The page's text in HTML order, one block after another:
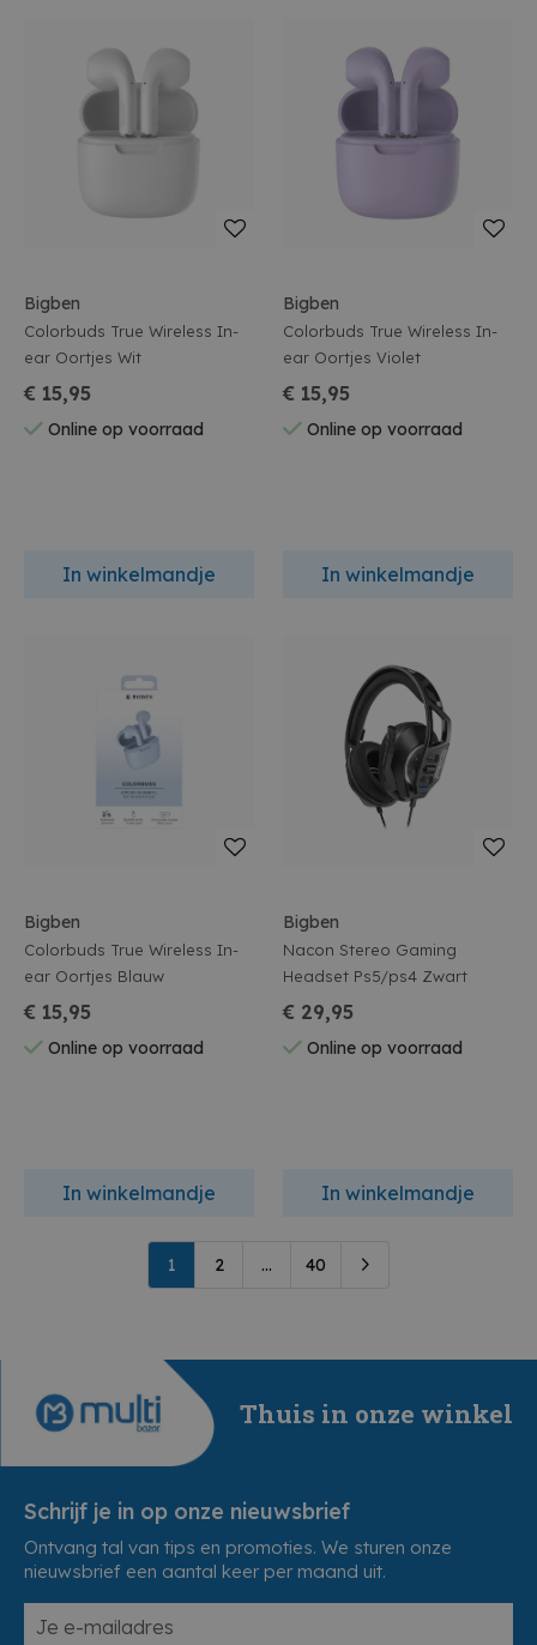
Bigben
Colorbuds True Wireless In-
ear Oortjes Wit
€ 15,95
Online op voorraad
In winkelmandje
Bigben
Colorbuds True Wireless In-
ear Oortjes Violet
€ 15,95
Online op voorraad
In winkelmandje
Bigben
Colorbuds True Wireless In-
ear Oortjes Blauw
€ 15,95
Online op voorraad
In winkelmandje
Bigben
Nacon Stereo Gaming
Headset Ps5/ps4 Zwart
€ 29,95
Online op voorraad
In winkelmandje
1 2 ... 40
Thuis in onze winkel
Schrijf je in op onze nieuwsbrief
Ontvang tal van tips en promoties. We sturen onze
nieuwsbrief een aantal keer per maand uit.